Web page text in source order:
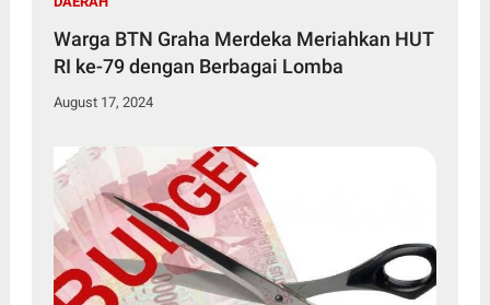
Warga BTN Graha Merdeka Meriahkan HUT
RI ke-79 dengan Berbagai Lomba
August 17, 2024